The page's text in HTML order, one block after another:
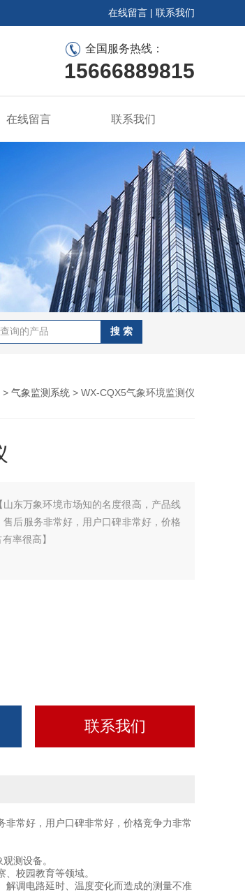
在线留言 | 联系我们
全国服务热线：
15666889815
在线留言 联系我们
> 气象监测系统 > WX-CQX5气象环境监测仪
东万象环境市场知的名度很高，产品线
后服务非常好，用户口碑非常好，价格
率很高】
联系我们
非常好，用户口碑非常好，价格竞争力非常
测设备。
校园教育等领域。
调电路延时、温度变化而造成的测量不准